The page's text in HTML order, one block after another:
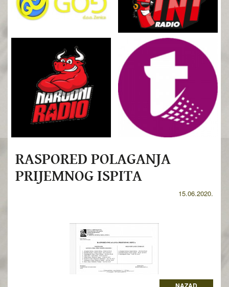
RASPORED POLAGANJA
PRIJEMNOG ISPITA
15.06.2020.